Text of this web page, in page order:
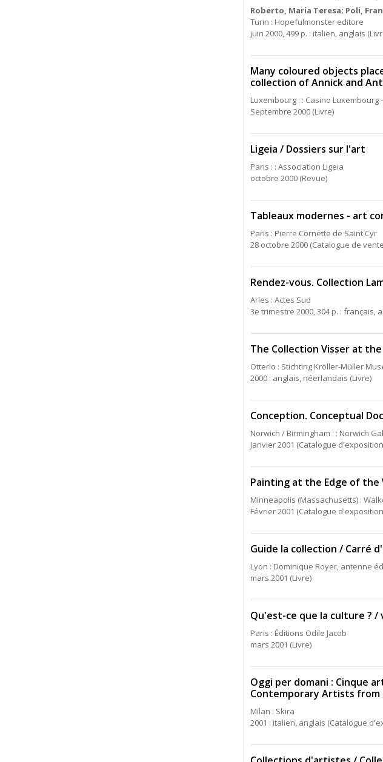
Roberto, Maria Teresa; Poli,
Turin : Hopefulmonster editore
juin 2000, 499 p. : italien, anglais
Many coloured objects
collection of Annick and
Luxembourg : : Casino
Septembre 2000 (Livre)
Ligeia / Dossiers sur l'art
Paris : : Association Ligeia
octobre 2000 (Revue)
Tableaux modernes - art
Paris : Pierre Cornette de Saint Cyr
28 octobre 2000 (Catalogue de
Rendez-vous. Collection
Arles : Actes Sud
3e trimestre 2000, 304 p. : français,
The Collection Visser at
Otterlo : Stichting Kröller-Müller
2000 : anglais, néerlandais (Livre)
Conception. Conceptual
Norwich / Birmingham : : Norwich
Janvier 2001 (Catalogue
Painting at the Edge of the
Minneapolis (Massachusetts) :
Février 2001 (Catalogue
Guide la collection / Carré
Lyon : Dominique Royer, antenne
mars 2001 (Livre)
Qu'est-ce que la culture ? /
Paris : Éditions Odile Jacob
mars 2001 (Livre)
Oggi per domani : Cinque
Contemporary Artists from
Milan : Skira
2001 : italien, anglais (Catalogue